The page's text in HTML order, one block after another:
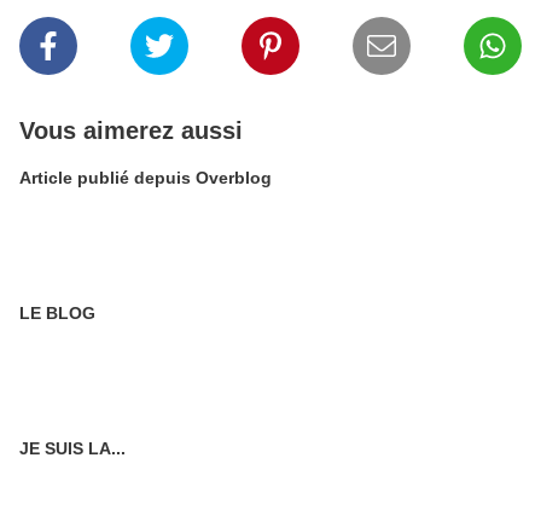
Vous aimerez aussi
Article publié depuis Overblog
LE BLOG
JE SUIS LA...